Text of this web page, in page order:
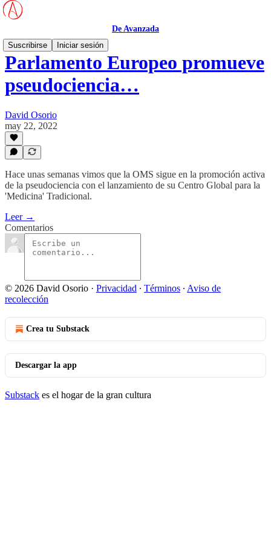
De Avanzada
Suscribirse
Iniciar sesión
Parlamento Europeo promueve
pseudociencia…
David Osorio
may 22, 2022
Hace unas semanas vimos que la OMS sigue en la promoción activa
de la pseudociencia con el lanzamiento de su Centro Global para la
'Medicina' Tradicional.
Leer →
Comentarios
© 2026 David Osorio · Privacidad ∙ Términos ∙ Aviso de
recolección
Crea tu Substack
Descargar la app
Substack es el hogar de la gran cultura